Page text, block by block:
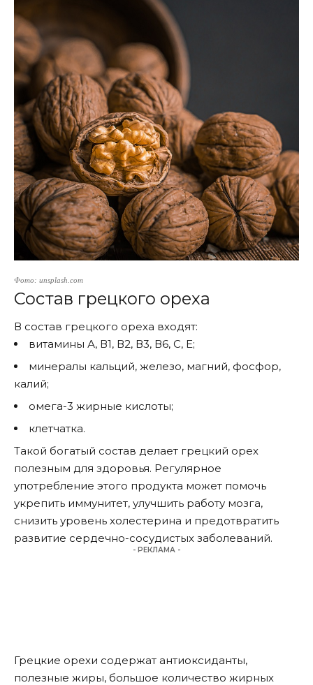
Фото: unsplash.com
Состав грецкого ореха
В состав грецкого ореха входят:
витамины А, В1, В2, В3, В6, С, Е;
минералы кальций, железо, магний, фосфор,
калий;
омега-3 жирные кислоты;
клетчатка.
Такой богатый состав делает грецкий орех
полезным для здоровья. Регулярное
употребление этого продукта может помочь
укрепить иммунитет, улучшить работу мозга,
снизить уровень холестерина и предотвратить
развитие сердечно-сосудистых заболеваний.
- РЕКЛАМА -
Грецкие орехи содержат антиоксиданты,
полезные жиры, большое количество жирных